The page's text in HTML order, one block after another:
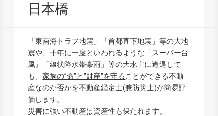
日本橋
「東南海トラフ地震」「首都直下地震」等の大地
震や、千年に一度といわれるような「スーパー台
風」「線状降水帯豪雨」等の大水害に遭遇して
も、家族の”命”と”財産”を守る ことができる不動
産なのか否かを不動産鑑定士(兼防災士)が簡易評
価します。
災害に強い不動産は資産性も保たれます。